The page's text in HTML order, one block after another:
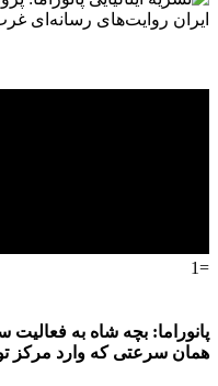
=1
پانوراما: بچه شاه به فعالیت
همان سرعتی که وارد مرکز